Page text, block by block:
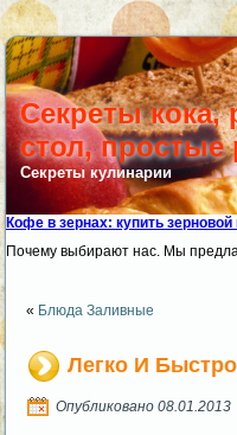
Секреты
стол, простые
Секреты кулинарии
Кофе в зернах: купить
Почему выбирают нас. Мы
« Блюда Заливные
Легко И Быстро
Опубликовано 08.01.2013